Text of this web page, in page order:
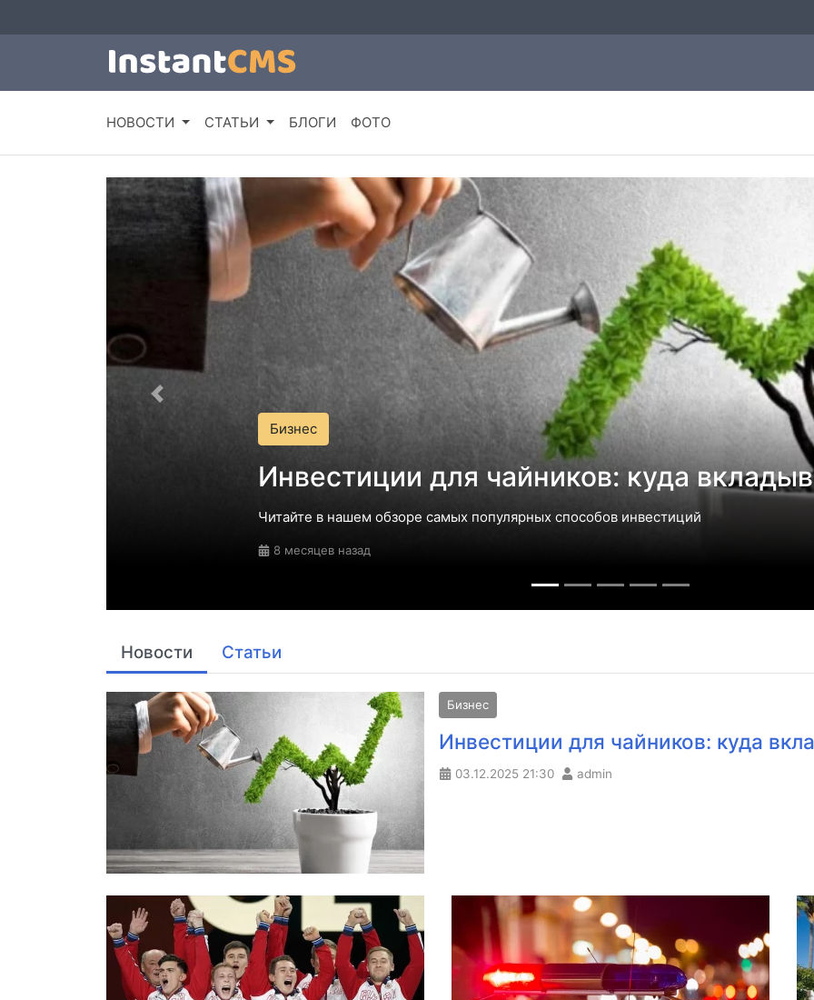
НОВОСТИ СТАТЬИ БЛОГИ ФОТО
Инвестиции для чайников: куда вкладывать?
Читайте в нашем обзоре самых популярных способов инвестиций
Новости Статьи
Бизнес
Инвестиции для чайников: куда
03.12.2025 21:30 admin